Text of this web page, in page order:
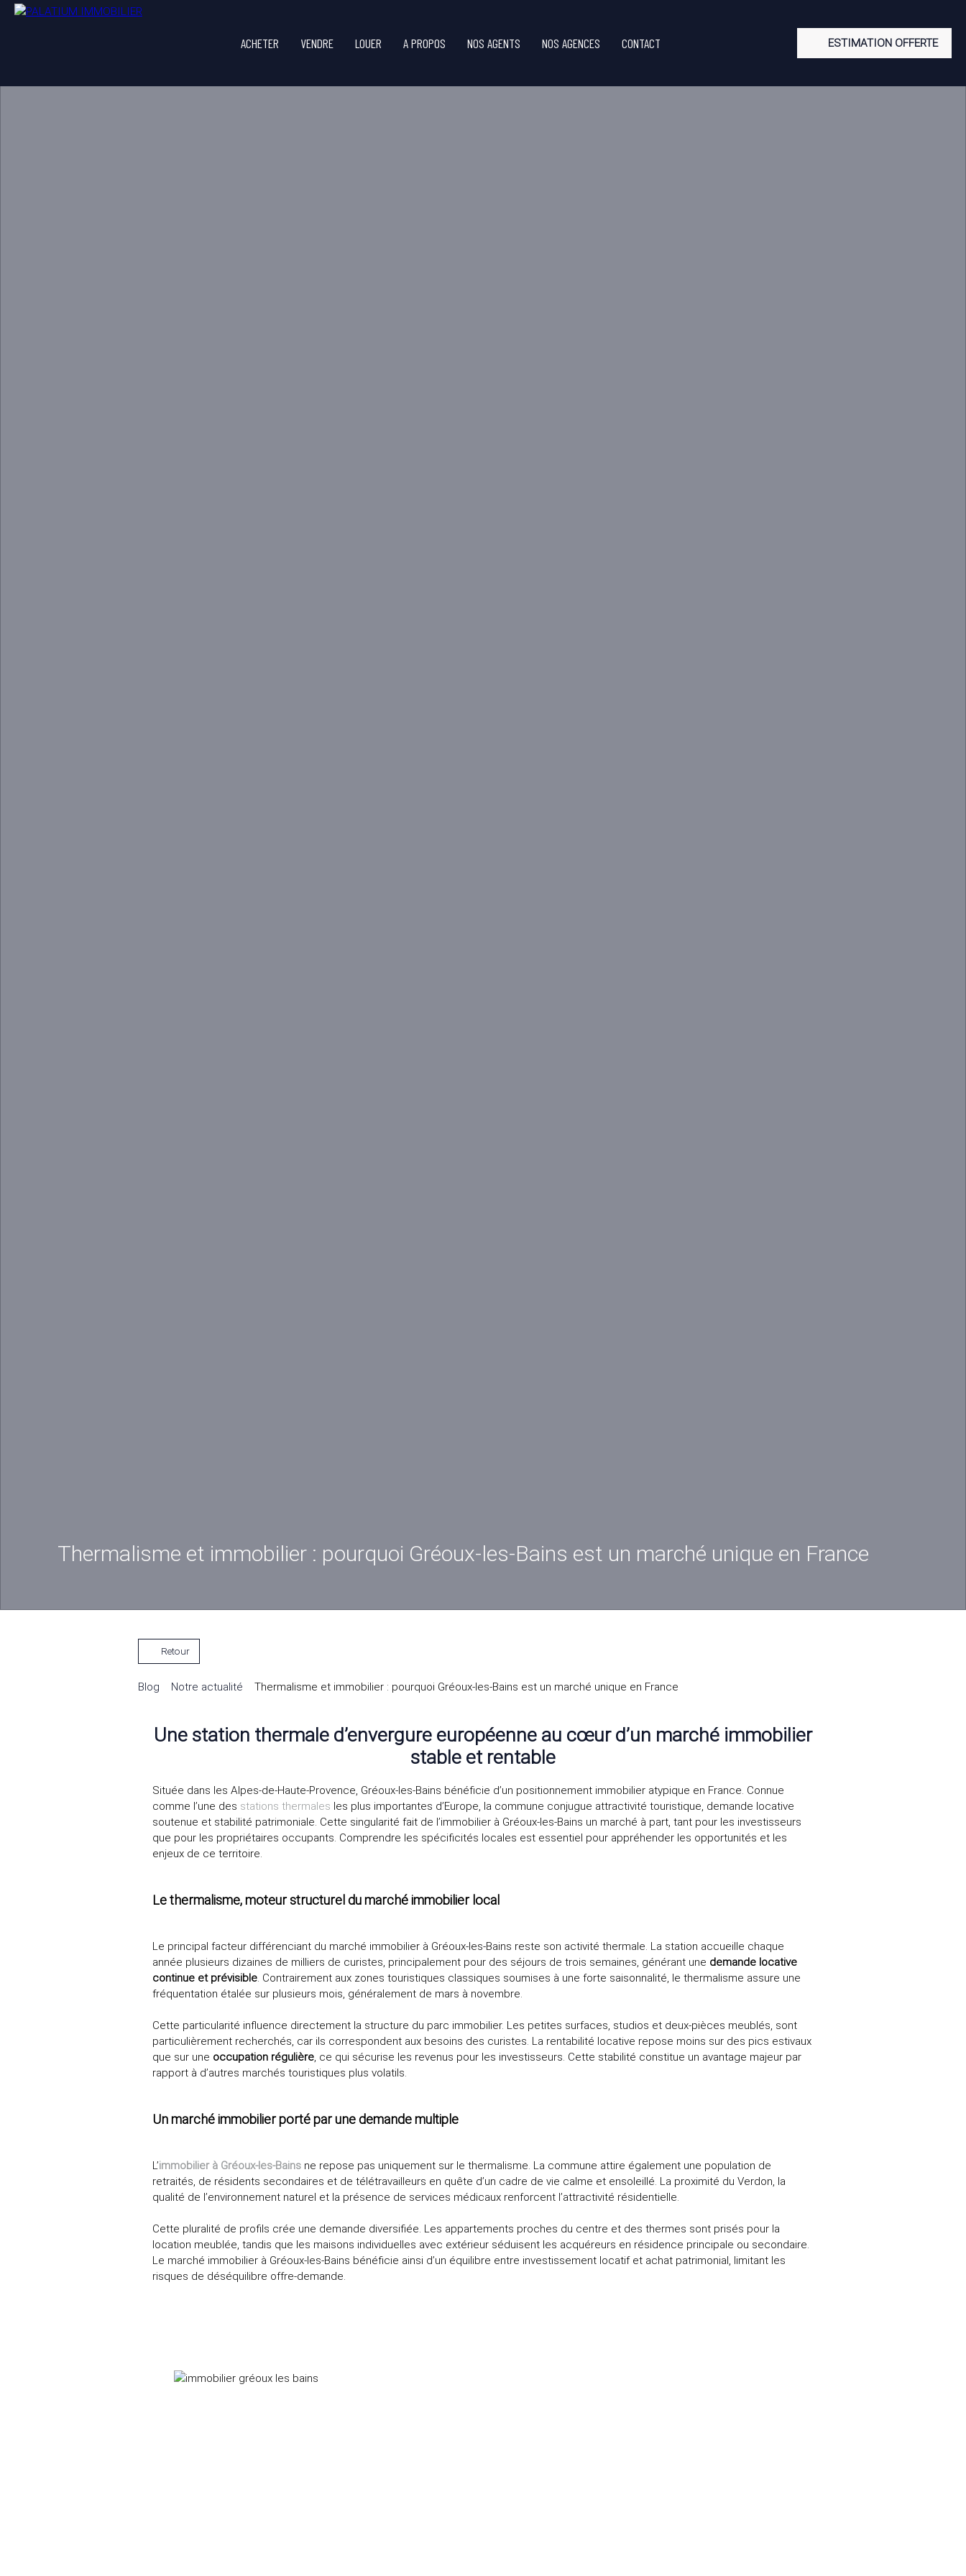
ACHETER VENDRE LOUER A PROPOS NOS AGENTS NOS AGENCES CONTACT ESTIMATION OFFERTE
Thermalisme et immobilier : pourquoi Gréoux‑les‑Bains est un marché unique en France
Retour
Blog Notre actualité Thermalisme et immobilier : pourquoi Gréoux‑les‑Bains est un marché unique en France
Une station thermale d’envergure européenne au cœur d’un marché immobilier
stable et rentable
Située dans les Alpes-de-Haute-Provence, Gréoux‑les‑Bains bénéficie d’un positionnement immobilier atypique en France. Connue
comme l’une des stations thermales les plus importantes d’Europe, la commune conjugue attractivité touristique, demande locative
soutenue et stabilité patrimoniale. Cette singularité fait de l’immobilier à Gréoux‑les‑Bains un marché à part, tant pour les investisseurs
que pour les propriétaires occupants. Comprendre les spécificités locales est essentiel pour appréhender les opportunités et les
enjeux de ce territoire.
Le thermalisme, moteur structurel du marché immobilier local
Le principal facteur différenciant du marché immobilier à Gréoux‑les‑Bains reste son activité thermale. La station accueille chaque
année plusieurs dizaines de milliers de curistes, principalement pour des séjours de trois semaines, générant une demande locative
continue et prévisible. Contrairement aux zones touristiques classiques soumises à une forte saisonnalité, le thermalisme assure une
fréquentation étalée sur plusieurs mois, généralement de mars à novembre.
Cette particularité influence directement la structure du parc immobilier. Les petites surfaces, studios et deux-pièces meublés, sont
particulièrement recherchés, car ils correspondent aux besoins des curistes. La rentabilité locative repose moins sur des pics estivaux
que sur une occupation régulière, ce qui sécurise les revenus pour les investisseurs. Cette stabilité constitue un avantage majeur par
rapport à d’autres marchés touristiques plus volatils.
Un marché immobilier porté par une demande multiple
L’immobilier à Gréoux‑les‑Bains ne repose pas uniquement sur le thermalisme. La commune attire également une population de
retraités, de résidents secondaires et de télétravailleurs en quête d’un cadre de vie calme et ensoleillé. La proximité du Verdon, la
qualité de l’environnement naturel et la présence de services médicaux renforcent l’attractivité résidentielle.
Cette pluralité de profils crée une demande diversifiée. Les appartements proches du centre et des thermes sont prisés pour la
location meublée, tandis que les maisons individuelles avec extérieur séduisent les acquéreurs en résidence principale ou secondaire.
Le marché immobilier à Gréoux‑les‑Bains bénéficie ainsi d’un équilibre entre investissement locatif et achat patrimonial, limitant les
risques de déséquilibre offre-demande.